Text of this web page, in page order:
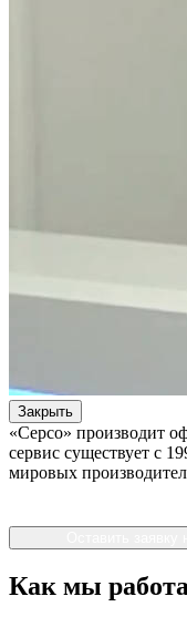
Закрыть
«Серсо» производит
сервис существует с
мировых
Как мы